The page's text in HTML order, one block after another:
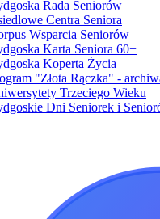
Rada Seniorów
Centra Seniora
Wsparcia Seniorów
Karta Seniora 60+
Koperta Życia
"Złota Rączka" -
Trzeciego Wieku
Dni Seniorek i